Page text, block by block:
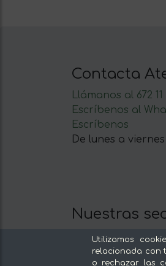
Contacta
Llámanos al 672 11
Escríbenos al
Escríbenos
De lunes a viernes
Nuestras
Del productor,
Tiendas
Utilizamos
relacionada con
o rechazar las